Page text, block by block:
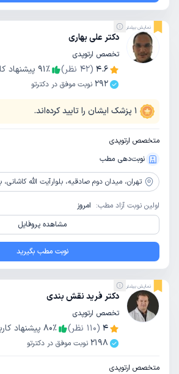
نمایش بیشتر
دکتر علی بهاری
تخصص ارتوپدی
4.6
(
42 نظر) 91٪
پیشنهاد
292 نوبت موفق در دکترتو
1 پزشک ایشان را تایید کرده‌اند.
متخصص ارتوپدی
نوبت‌دهی مطب
تهران، میدان دوم صادقیه، بلوارآیت الله کاشانی، بلوار اباذر، بیمارستان تخصصی و فوق
اولین نوبت آزاد مطب: امروز
مشاهده پروفایل
نوبت مطب بگیرید
نمایش بیشتر
دکتر فرید نقش بندی
تخصص ارتوپدی
4
(
110 نظر) 80٪
پیشنهاد
2198 نوبت موفق در دکترتو
متخصص ارتوپدی